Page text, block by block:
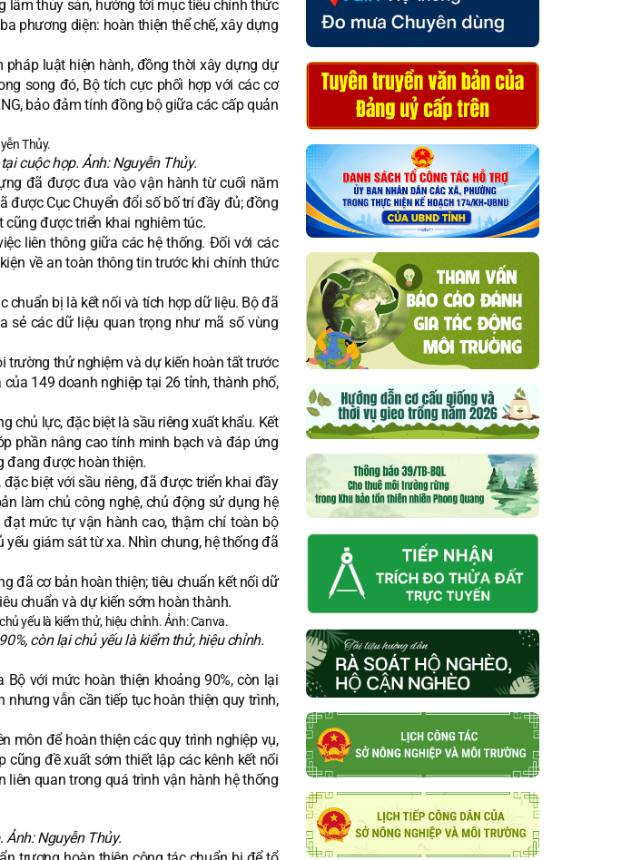
lâm thủy sản, hướng tới mục tiêu chính thức
phương diện: hoàn thiện thể chế, xây dựng
pháp luật hiện hành, đồng thời xây dựng dự
song đó, Bộ tích cực phối hợp với các cơ
bảo đảm tính đồng bộ giữa các cấp quản
cuộc họp. Ảnh: Nguyễn Thủy.
đã được đưa vào vận hành từ cuối năm
được Cục Chuyển đổi số bố trí đầy đủ; đồng
cũng được triển khai nghiêm túc.
liên thông giữa các hệ thống. Đối với các
về an toàn thông tin trước khi chính thức
chuẩn bị là kết nối và tích hợp dữ liệu. Bộ đã
sẻ các dữ liệu quan trọng như mã số vùng
trường thử nghiệm và dự kiến hoàn tất trước
149 doanh nghiệp tại 26 tỉnh, thành phố,
chủ lực, đặc biệt là sầu riêng xuất khẩu. Kết
phần nâng cao tính minh bạch và đáp ứng
đang được hoàn thiện.
biệt với sầu riêng, đã được triển khai đầy
làm chủ công nghệ, chủ động sử dụng hệ
mức tự vận hành cao, thậm chí toàn bộ
giám sát từ xa. Nhìn chung, hệ thống đã
đã cơ bản hoàn thiện; tiêu chuẩn kết nối dữ
chuẩn và dự kiến sớm hoàn thành.
còn lại chủ yếu là kiểm thử, hiệu chỉnh.
với mức hoàn thiện khoảng 90%, còn lại
nhưng vẫn cần tiếp tục hoàn thiện quy trình,
môn để hoàn thiện các quy trình nghiệp vụ,
đề xuất sớm thiết lập các kênh kết nối
quan trong quá trình vận hành hệ thống
Nguyễn Thủy.